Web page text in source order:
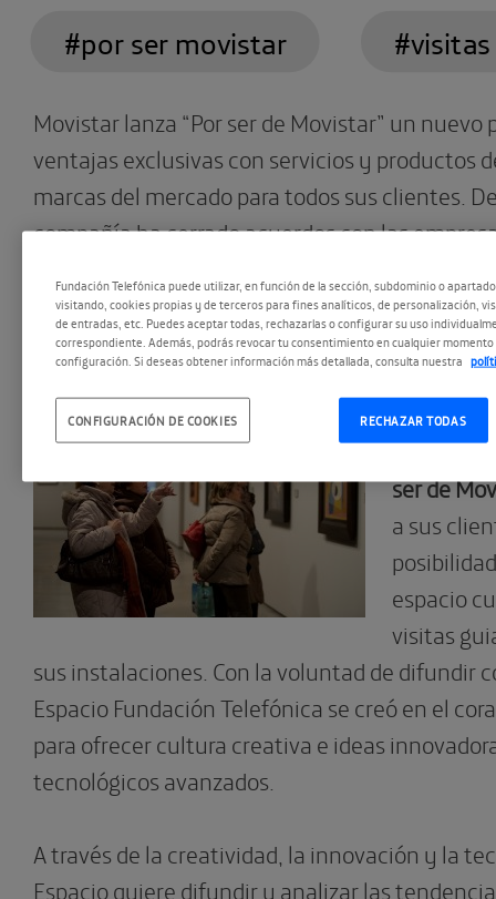
#por ser movistar
Movistar lanza “Por ser de Movistar” un nuevo
ventajas exclusivas con servicios y productos
marcas del mercado para todos sus clientes.
compañía ha cerrado acuerdos con las
hostelería, y otros) para premiar la fidelidad
un trato preferencial.
El
ser de
a sus
espacio
visitas
sus instalaciones. Con la voluntad de difundir
Espacio Fundación Telefónica se creó en el
para ofrecer cultura creativa e ideas
tecnológicos avanzados.
A través de la creatividad, la innovación y la
Espacio quiere difundir y analizar las
Fundación Telefónica puede utilizar, en función de la sección, subdominio o
visitando, cookies propias y de terceros para fines analíticos, de personalización,
de entradas, etc. Puedes aceptar todas, rechazarlas o configurar su uso
correspondiente. Además, podrás revocar tu consentimiento en cualquier momento
configuración. Si deseas obtener información más detallada, consulta nuestra
RECHAZAR TODAS
CONFIGURACIÓN DE COOKIES